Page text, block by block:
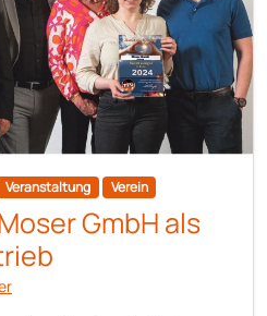
Veranstaltung Verein
GmbH als